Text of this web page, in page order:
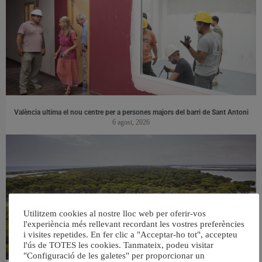
València ultima el nou centre per a persones majors del barri de Sant Antoni
6 agost, 2026
Utilitzem cookies al nostre lloc web per oferir-vos
l'experiència més rellevant recordant les vostres preferències
i visites repetides. En fer clic a "Acceptar-ho tot", accepteu
l'ús de TOTES les cookies. Tanmateix, podeu visitar
"Configuració de les galetes" per proporcionar un